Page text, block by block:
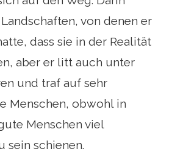
von denen er
dass sie in der Realität
aber er litt auch unter
und traf auf sehr
Menschen, obwohl in
Menschen viel
sein schienen.